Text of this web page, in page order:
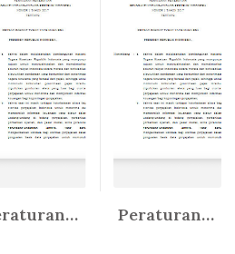
Peraturan Gubernur Provinsi Daer...
In Peratur... Peraturan Gubernur Provinsi Daer...
In Peratur...